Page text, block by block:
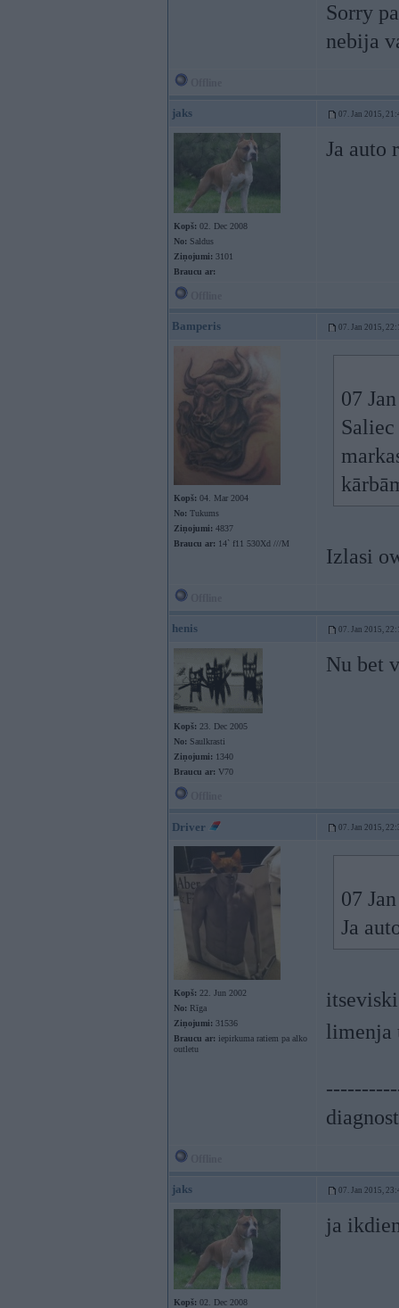
Sorry
nebija
jaks 07. Jan 2015,
Kopš: 02. Dec 2008
No: Saldus
Ziņojumi: 3101
Braucu ar:
Ja auto
Bamperis 07. Jan 2015,
Kopš: 04. Mar 2004
No: Tukums
Ziņojumi: 4837
Braucu ar: 14` f11 530Xd ///M
07
Izlasi
henis 07. Jan 2015,
Kopš: 23. Dec 2005
No: Saulkrasti
Ziņojumi: 1340
Braucu ar: V70
Nu bet
Driver 07. Jan 2015,
Kopš: 22. Jun 2002
No: Rīga
Ziņojumi: 31536
Braucu ar: iepirkuma ratiem pa alko
outletu
07
Ja
limenja
jaks 07. Jan 2015,
Kopš: 02. Dec 2008
ja